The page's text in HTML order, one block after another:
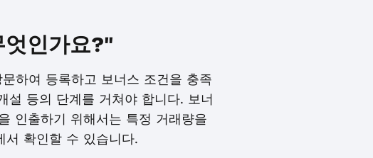
인가요?"
하여 등록하고 보너스 조건을 충족
설 등의 단계를 거쳐야 합니다. 보너
인출하기 위해서는 특정 거래량을
서 확인할 수 있습니다.